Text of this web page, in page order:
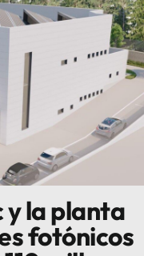
y la planta
fotónicos